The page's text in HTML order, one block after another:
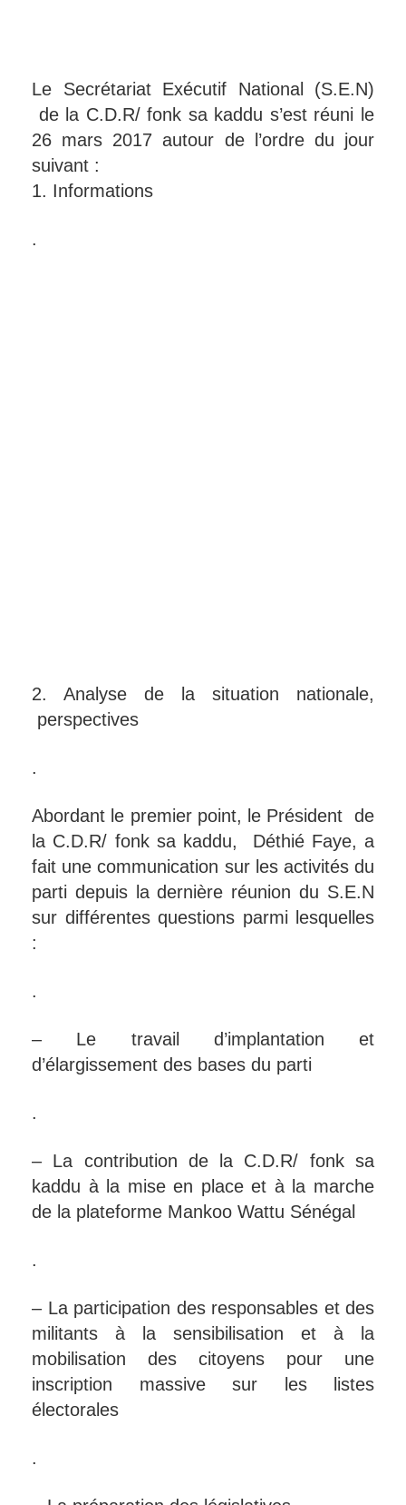
Le Secrétariat Exécutif National (S.E.N)
de la C.D.R/ fonk sa kaddu s’est réuni le
26 mars 2017 autour de l’ordre du jour
suivant :
1. Informations
.
2. Analyse de la situation nationale,
perspectives
.
Abordant le premier point, le Président de
la C.D.R/ fonk sa kaddu, Déthié Faye, a
fait une communication sur les activités du
parti depuis la dernière réunion du S.E.N
sur différentes questions parmi lesquelles
:
.
– Le travail d’implantation et
d’élargissement des bases du parti
.
– La contribution de la C.D.R/ fonk sa
kaddu à la mise en place et à la marche
de la plateforme Mankoo Wattu Sénégal
.
– La participation des responsables et des
militants à la sensibilisation et à la
mobilisation des citoyens pour une
inscription massive sur les listes
électorales
.